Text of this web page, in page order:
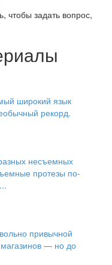
, чтобы задать вопрос,
широкий язык
рекорд.
несъемных
протезы по-
привычной
— но до